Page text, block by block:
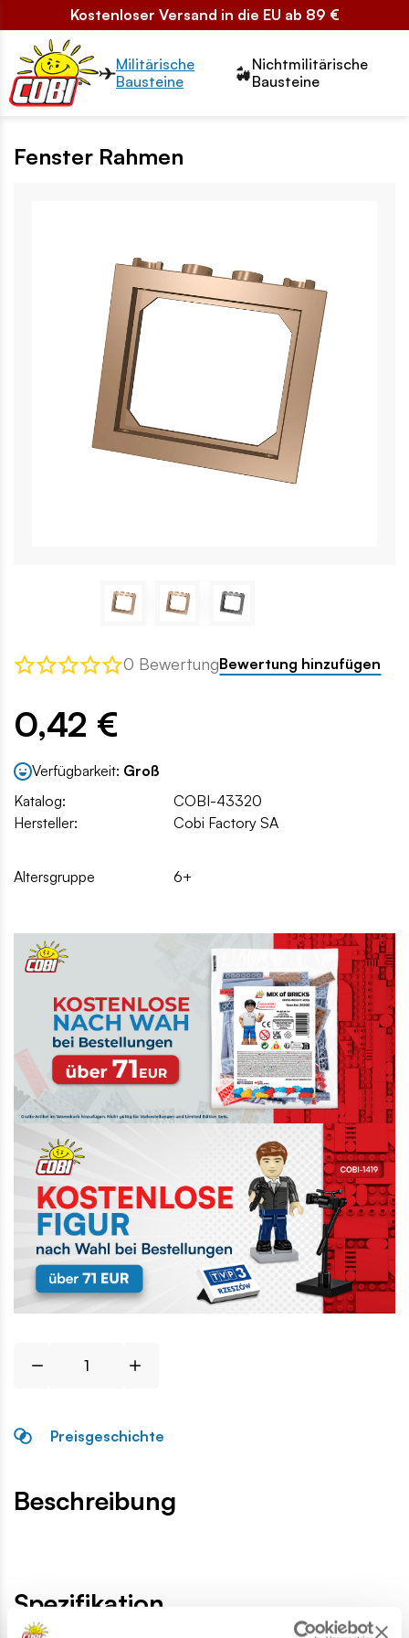
Kostenloser Versand in die EU ab 89 €
Przełącznik segmentów2
Militärische
Bausteine
Nichtmilitärische
Bausteine
Fenster Rahmen
0 BewertungBewertung hinzufügen
0,42 €
Verfügbarkeit: Groß
Katalog:
COBI-43320
Hersteller:
Cobi Factory SA
Altersgruppe 6+
Preisgeschichte
Beschreibung
Spezifikation